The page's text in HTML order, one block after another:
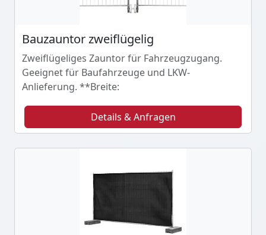
Bauzauntor zweiflügelig
Zweiflügeliges Zauntor für Fahrzeugzugang.
Geeignet für Baufahrzeuge und LKW-
Anlieferung. **Breite:
Details & Anfragen